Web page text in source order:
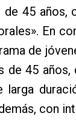
45 años,
En
de
de 45
con